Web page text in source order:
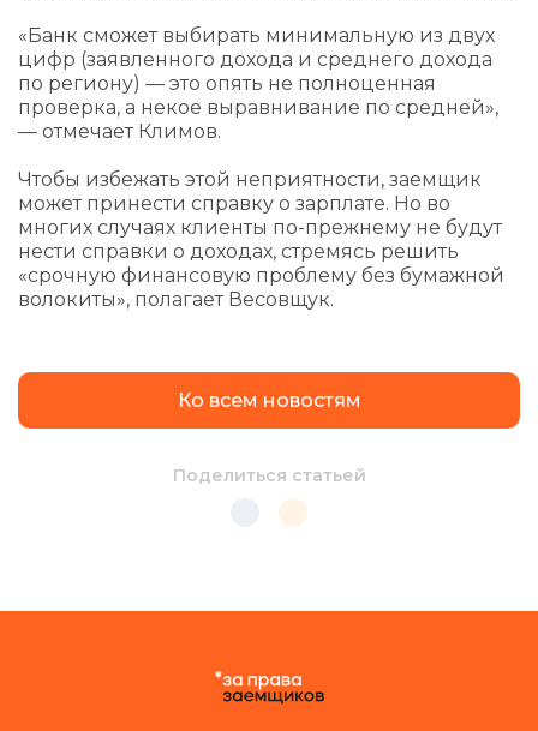
«Банк сможет выбирать минимальную из двух
цифр (заявленного дохода и среднего дохода
по региону) — это опять не полноценная
проверка, а некое выравнивание по средней»,
— отмечает Климов.
Чтобы избежать этой неприятности, заемщик
может принести справку о зарплате. Но во
многих случаях клиенты по-прежнему не будут
нести справки о доходах, стремясь решить
«срочную финансовую проблему без бумажной
волокиты», полагает Весовщук.
Ко всем новостям
Поделиться статьей